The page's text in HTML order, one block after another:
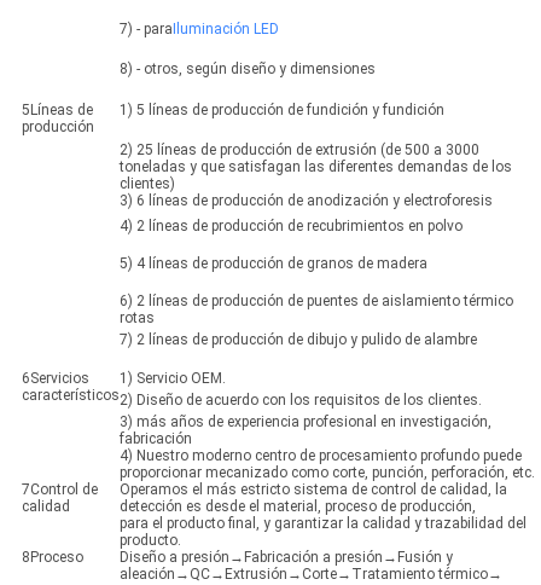
7) - para Iluminación LED
8) - otros, según diseño y dimensiones
5Líneas de
producción
1) 5 líneas de producción de fundición y fundición
2) 25 líneas de producción de extrusión (de 500 a 3000
toneladas y que satisfagan las diferentes demandas de los
clientes)
3) 6 líneas de producción de anodización y electroforesis
4) 2 líneas de producción de recubrimientos en polvo
5) 4 líneas de producción de granos de madera
6) 2 líneas de producción de puentes de aislamiento térmico
rotas
7) 2 líneas de producción de dibujo y pulido de alambre
6Servicios
característicos
1) Servicio OEM.
2) Diseño de acuerdo con los requisitos de los clientes.
3) más años de experiencia profesional en investigación,
fabricación
4) Nuestro moderno centro de procesamiento profundo puede
proporcionar mecanizado como corte, punción, perforación, etc.
7Control de
calidad
Operamos el más estricto sistema de control de calidad, la
detección es desde el material, proceso de producción,
para el producto final, y garantizar la calidad y trazabilidad del
producto.
8Proceso
Diseño a presión→Fabricación a presión→Fusión y
aleación→QC→Extrusión→Corte→Tratamiento térmico→